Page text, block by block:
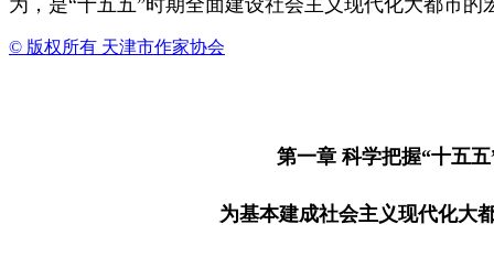
第一章 科学把握“十五
为基本建成社会主义现代化大
© 版权所有 天津市作家协会